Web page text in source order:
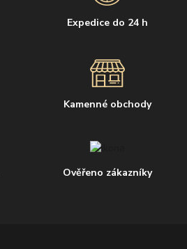
Expedice do 24 h
Kamenné obchody
Ověřeno zákazníky